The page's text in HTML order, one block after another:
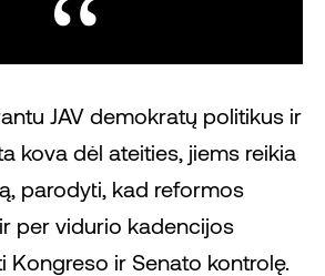
JAV demokratų politikus ir
kova dėl ateities, jiems reikia
parodyti, kad reformos
per vidurio kadencijos
Kongreso ir Senato kontrolę.